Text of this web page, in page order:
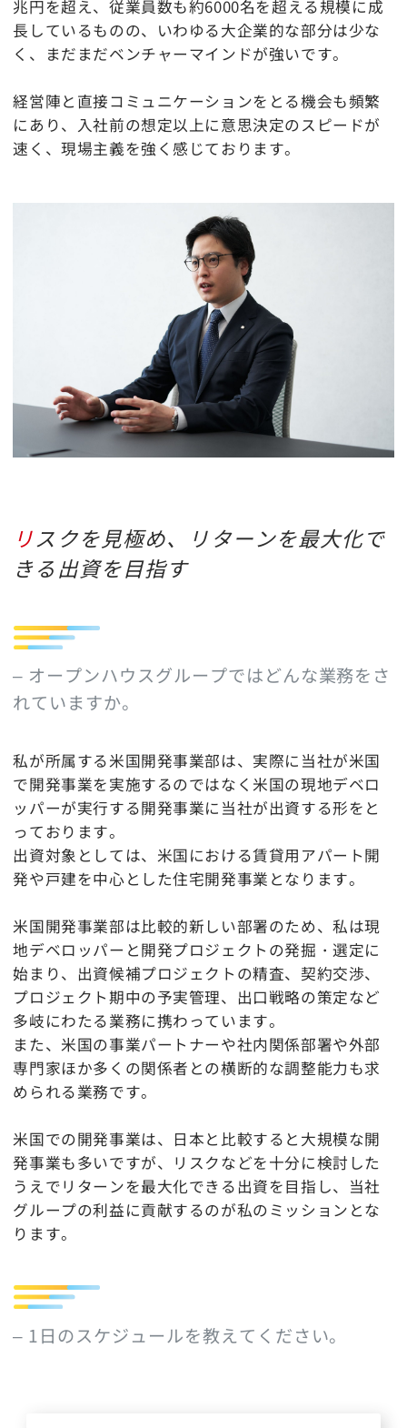
兆円を超え、従業員数も約6000名を超える規模に成
長しているものの、いわゆる大企業的な部分は少な
く、まだまだベンチャーマインドが強いです。
経営陣と直接コミュニケーションをとる機会も頻繁
にあり、入社前の想定以上に意思決定のスピードが
速く、現場主義を強く感じております。
リスクを見極め、リターンを最大化で
きる出資を目指す
– オープンハウスグループではどんな業務をさ
れていますか。
私が所属する米国開発事業部は、実際に当社が米国
で開発事業を実施するのではなく米国の現地デベロ
ッパーが実行する開発事業に当社が出資する形をと
っております。
出資対象としては、米国における賃貸用アパート開
発や戸建を中心とした住宅開発事業となります。
米国開発事業部は比較的新しい部署のため、私は現
地デベロッパーと開発プロジェクトの発掘・選定に
始まり、出資候補プロジェクトの精査、契約交渉、
プロジェクト期中の予実管理、出口戦略の策定など
多岐にわたる業務に携わっています。
また、米国の事業パートナーや社内関係部署や外部
専門家ほか多くの関係者との横断的な調整能力も求
められる業務です。
米国での開発事業は、日本と比較すると大規模な開
発事業も多いですが、リスクなどを十分に検討した
うえでリターンを最大化できる出資を目指し、当社
グループの利益に貢献するのが私のミッションとな
ります。
– 1日のスケジュールを教えてください。